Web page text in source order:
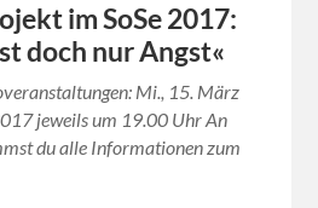
im SoSe 2017:
doch nur Angst«
Mi., 15. März
jeweils um 19.00 Uhr An
du alle Informationen zum